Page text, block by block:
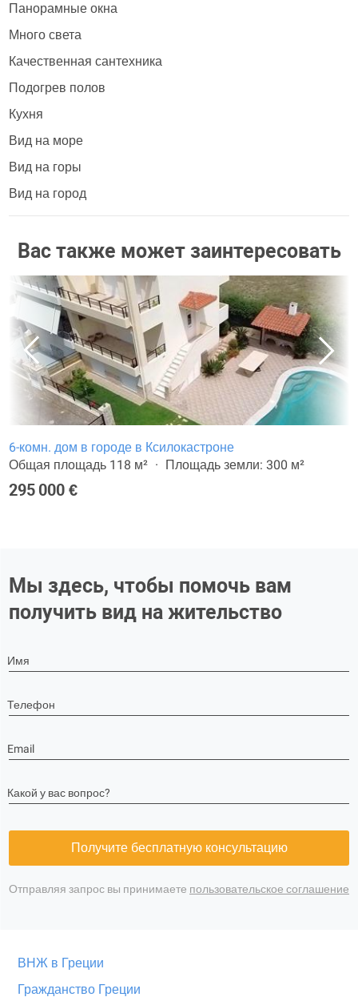
Панорамные окна
Много света
Качественная сантехника
Подогрев полов
Кухня
Вид на море
Вид на горы
Вид на город
Вас также может заинтересовать
6-комн. дом в городе в Ксилокастроне
Общая площадь 118 м²
Площадь земли: 300 м²
295 000 €
Мы здесь, чтобы помочь вам
получить вид на жительство
Имя
Телефон
Email
Какой у вас вопрос?
Получите бесплатную консультацию
Отправляя запрос вы принимаете пользовательское соглашение
ВНЖ в Греции
Гражданство Греции